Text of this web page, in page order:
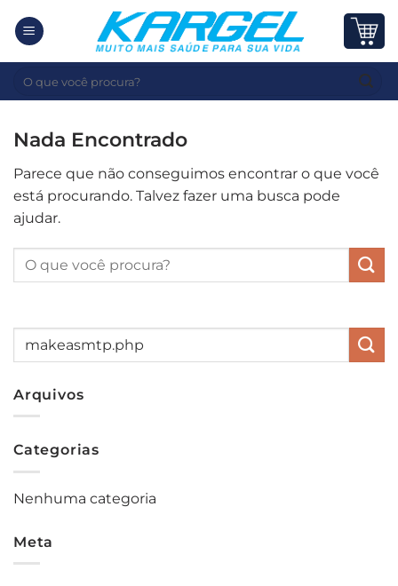
Nada Encontrado
Parece que não conseguimos encontrar o que você
está procurando. Talvez fazer uma busca pode
ajudar.
Arquivos
Categorias
Nenhuma categoria
Meta